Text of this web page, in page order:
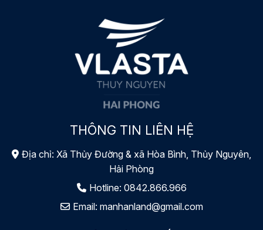
THÔNG TIN LIÊN HỆ
Địa chỉ: Xã Thủy Đường & xã Hòa Bình, Thủy Nguyên,
Hải Phòng
Hotline: 0842.866.966
Email: manhanland@gmail.com